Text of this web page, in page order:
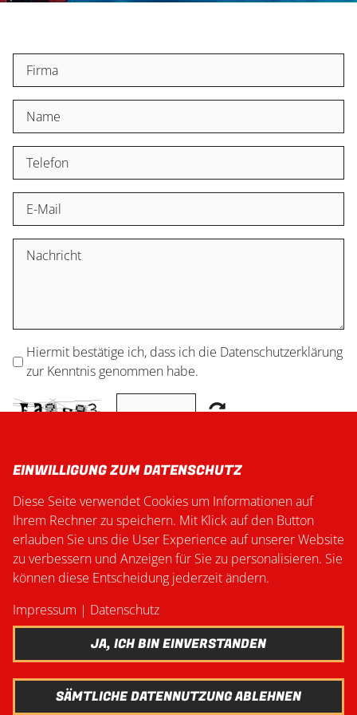
Hiermit bestätige ich, dass ich die Datenschutzerklärung
zur Kenntnis genommen habe.
EINWILLIGUNG ZUM DATENSCHUTZ
Diese Seite verwendet Cookies um Informationen auf
Ihrem Rechner zu speichern. Mit Klick auf den Button
erlauben Sie uns die User Experience auf unserer Website
zu verbessern und Anzeigen für Sie zu personalisieren. Sie
können diese Entscheidung jederzeit ändern.
Impressum | Datenschutz
JA, ICH BIN EINVERSTANDEN
SÄMTLICHE DATENNUTZUNG ABLEHNEN